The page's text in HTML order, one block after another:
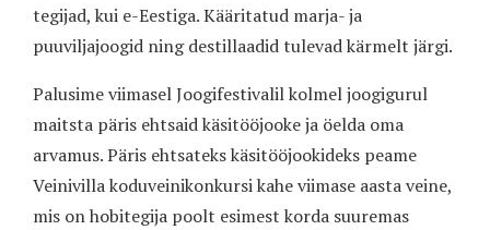
tegijad, kui e-Eestiga. Kääritatud marja- ja
puuviljajoogid ning destillaadid tulevad kärmelt järgi.
Palusime viimasel Joogifestivalil kolmel joogigurul
maitsta päris ehtsaid käsitööjooke ja öelda oma
arvamus. Päris ehtsateks käsitööjookideks peame
Veinivilla koduveinikonkursi kahe viimase aasta veine,
mis on hobitegija poolt esimest korda suuremas